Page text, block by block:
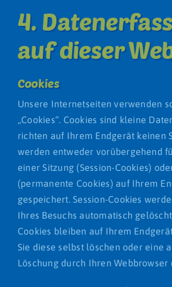
4.
auf dieser
Cookies
Unsere Internetseiten verwenden
„Cookies“. Cookies sind kleine
richten auf Ihrem Endgerät keinen
werden entweder vorübergehend
einer Sitzung (Session-Cookies)
(permanente Cookies) auf Ihrem
gespeichert. Session-Cookies
Ihres Besuchs automatisch
Cookies bleiben auf Ihrem
Sie diese selbst löschen oder eine
Löschung durch Ihren Webbrowser